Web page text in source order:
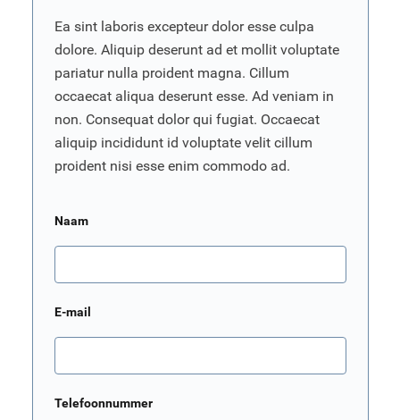
Ea sint laboris excepteur dolor esse culpa
dolore. Aliquip deserunt ad et mollit voluptate
pariatur nulla proident magna. Cillum
occaecat aliqua deserunt esse. Ad veniam in
non. Consequat dolor qui fugiat. Occaecat
aliquip incididunt id voluptate velit cillum
proident nisi esse enim commodo ad.
Naam
E-mail
Telefoonnummer